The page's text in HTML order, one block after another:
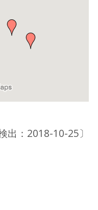
検出：2018-10-25〕